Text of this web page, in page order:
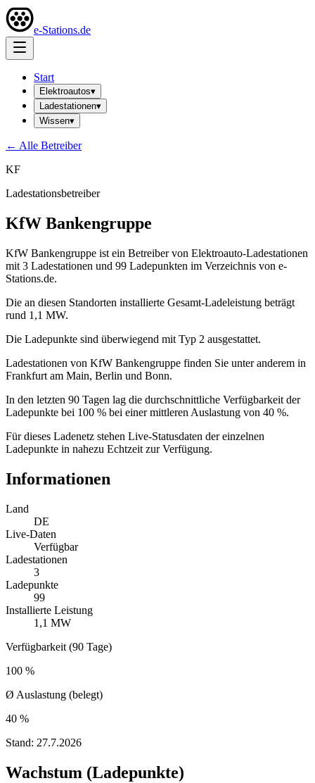
e-Stations.de
Start
Elektroautos▾
Ladestationen▾
Wissen▾
← Alle Betreiber
KF
Ladestationsbetreiber
KfW Bankengruppe
KfW Bankengruppe ist ein Betreiber von Elektroauto-Ladestationen
mit 3 Ladestationen und 99 Ladepunkten im Verzeichnis von e-
Stations.de.
Die an diesen Standorten installierte Gesamt-Ladeleistung beträgt
rund 1,1 MW.
Die Ladepunkte sind überwiegend mit Typ 2 ausgestattet.
Ladestationen von KfW Bankengruppe finden Sie unter anderem in
Frankfurt am Main, Berlin und Bonn.
In den letzten 90 Tagen lag die durchschnittliche Verfügbarkeit der
Ladepunkte bei 100 % bei einer mittleren Auslastung von 40 %.
Für dieses Ladenetz stehen Live-Statusdaten der einzelnen
Ladepunkte in nahezu Echtzeit zur Verfügung.
Informationen
Land
DE
Live-Daten
Verfügbar
Ladestationen
3
Ladepunkte
99
Installierte Leistung
1,1 MW
Verfügbarkeit (90 Tage)
100 %
Ø Auslastung (belegt)
40 %
Stand: 27.7.2026
Wachstum (Ladepunkte)